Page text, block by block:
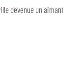
devenue un aimant